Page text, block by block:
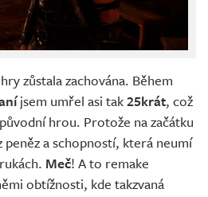
zůstala zachována. Během
jsem umřel asi tak25krát, což
hrou. Protože na začátku
peněz a schopností, která neumí
Meč! A to remake
obtížnosti, kde takzvaná